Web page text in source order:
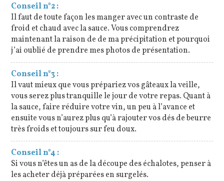
Conseil n°2 :
Il faut de toute façon les manger avec un contraste de
froid et chaud avec la sauce. Vous comprendrez
maintenant la raison de de ma précipitation et pourquoi
j’ai oublié de prendre mes photos de présentation.
Conseil n°3 :
Il vaut mieux que vous prépariez vos gâteaux la veille,
vous serez plus tranquille le jour de votre repas. Quant à
la sauce, faire réduire votre vin, un peu à l’avance et
ensuite vous n’aurez plus qu’à rajouter vos dés de beurre
très froids et toujours sur feu doux.
Conseil n°4 :
Si vous n’êtes un as de la découpe des échalotes, penser à
les acheter déjà préparées en surgelés.